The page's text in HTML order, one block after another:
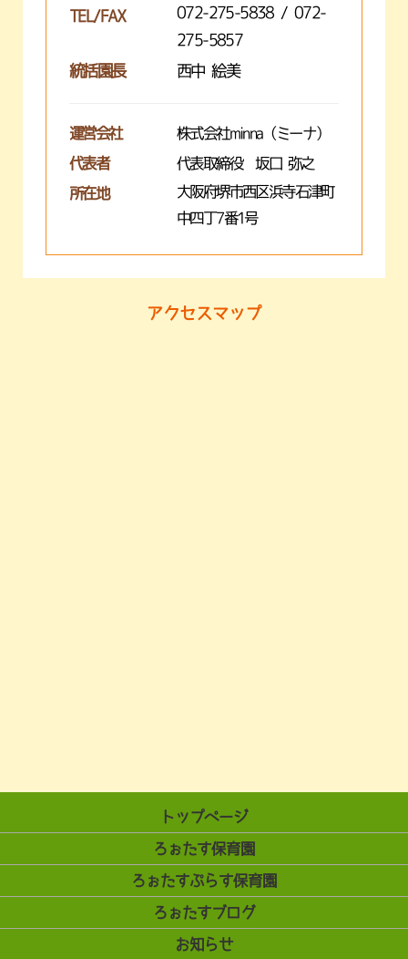
TEL/FAX
072-275-5838 / 072-
275-5857
統括園長
西中 絵美
運営会社 株式会社minna（ミーナ）
代表者 代表取締役 坂口 弥之
所在地
大阪府堺市西区浜寺石津町
中四丁7番1号
アクセスマップ
トップページ
ろぉたす保育園
ろぉたすぷらす保育園
ろぉたすブログ
お知らせ